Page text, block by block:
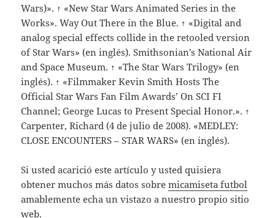
Wars)». ↑ «New Star Wars Animated Series in the
Works». Way Out There in the Blue. ↑ «Digital and
analog special effects collide in the retooled version
of Star Wars» (en inglés). Smithsonian’s National Air
and Space Museum. ↑ «The Star Wars Trilogy» (en
inglés). ↑ «Filmmaker Kevin Smith Hosts `The
Official Star Wars Fan Film Awards’ On SCI FI
Channel; George Lucas to Present Special Honor.». ↑
Carpenter, Richard (4 de julio de 2008). «MEDLEY:
CLOSE ENCOUNTERS – STAR WARS» (en inglés).
Si usted acarició este artículo y usted quisiera
obtener muchos más datos sobremicamiseta futbol
amablemente echa un vistazo a nuestro propio sitio
web.